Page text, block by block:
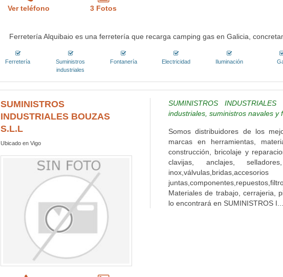
Ver teléfono 3 Fotos
Ferretería Alquibaio es una ferretería que recarga camping gas en Galicia,
Ferretería
Suministros
industriales
Fontanería Electricidad Iluminación
SUMINISTROS
INDUSTRIALES BOUZAS
S.L.L
Ubicado en Vigo
SUMINISTROS
industriales, suministros navales y
Somos distribuidores de los
marcas en herramientas,
construcción, bricolaje y
clavijas, anclajes, selladores,
Materiales de trabajo, cerrajeria,
lo encontrará en SUMINISTROS I...